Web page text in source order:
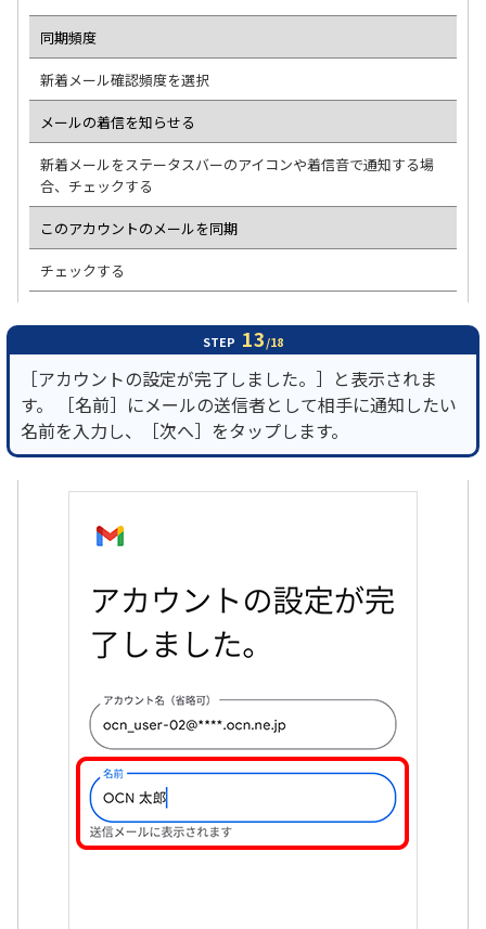
同期頻度
新着メール確認頻度を選択
メールの着信を知らせる
新着メールをステータスバーのアイコンや着信音で通知する場
合、チェックする
このアカウントのメールを同期
チェックする
STEP 13/18
［アカウントの設定が完了しました。］と表示されま
す。 ［名前］にメールの送信者として相手に通知したい
名前を入力し、［次へ］をタップします。